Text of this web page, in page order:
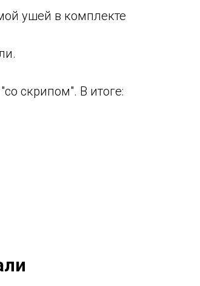
ушей в комплекте
скрипом". В итоге: